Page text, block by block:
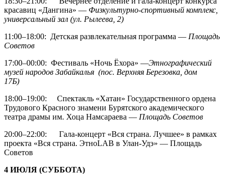
красавиц «Дангина» — Физкультурно-спортивный комплекс,
универсальный зал (ул. Рылеева, 2)
11:00–18:00: Детская развлекательная программа — Площадь
Советов
17:00–00:00: Фестиваль «Ночь Ёхора» —Этнографический
музей народов Забайкалья (пос. Верхняя Березовка, дом
17Б)
18:00–19:00: Спектакль «Хатан» Государственного ордена
Трудового Красного знамени Бурятского академического
театра драмы им. Хоца Намсараева — Площадь Советов
20:00–22:00: Гала-концерт «Вся страна. Лучшее» в рамках
проекта «Вся страна. ЭтноLAB в Улан-Удэ» — Площадь
Советов
4 ИЮЛЯ (СУББОТА)